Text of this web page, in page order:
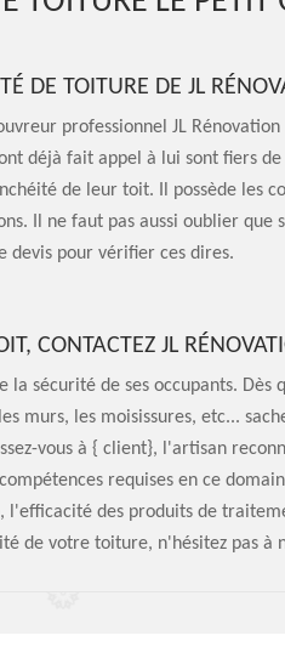
DE TOITURE DE JL
professionnel JL
déjà fait appel à lui sont fiers
de leur toit. Il possède les
Il ne faut pas aussi oublier que
devis pour vérifier ces dires.
CONTACTEZ JL
sécurité de ses occupants. Dès
murs, les moisissures, etc...
vous à { client}, l'artisan
requises en ce
des produits de
de votre toiture, n'hésitez pas à